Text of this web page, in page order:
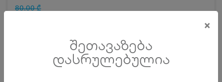
×
შეთავაზება
დასრულებულია
80.00 ₾
ნომერი 2 სტუმარზე ქალაქის ხედით